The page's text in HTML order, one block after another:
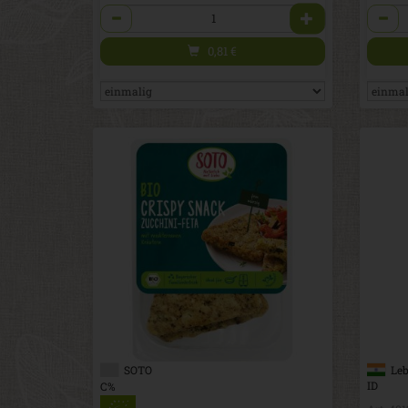
Anzahl
0,81 €
Anzahl
SOTO
C%
ID